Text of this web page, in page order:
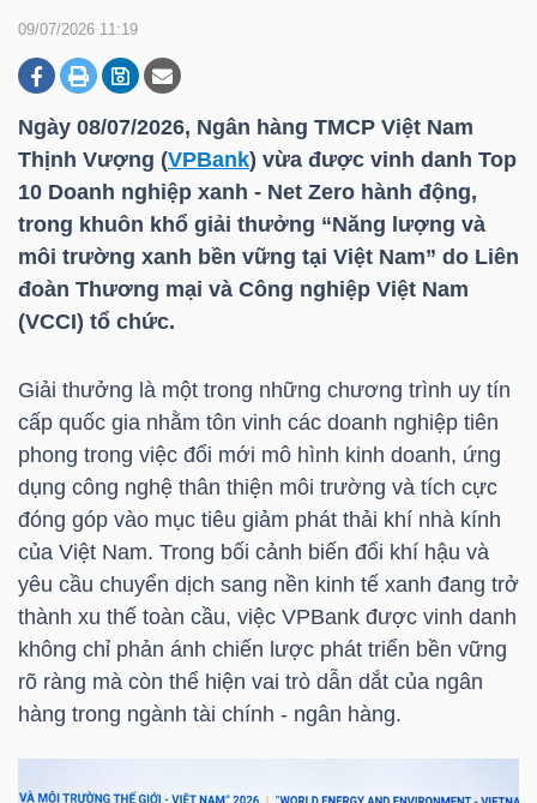
09/07/2026 11:19
Ngày 08/07/2026, Ngân hàng TMCP Việt Nam
Thịnh Vượng (VPBank) vừa được vinh danh Top
10 Doanh nghiệp xanh - Net Zero hành động,
trong khuôn khổ giải thưởng “Năng lượng và
môi trường xanh bền vững tại Việt Nam” do Liên
đoàn Thương mại và Công nghiệp Việt Nam
(VCCI) tổ chức.
Giải thưởng là một trong những chương trình uy tín
cấp quốc gia nhằm tôn vinh các doanh nghiệp tiên
phong trong việc đổi mới mô hình kinh doanh, ứng
dụng công nghệ thân thiện môi trường và tích cực
đóng góp vào mục tiêu giảm phát thải khí nhà kính
của Việt Nam. Trong bối cảnh biến đổi khí hậu và
yêu cầu chuyển dịch sang nền kinh tế xanh đang trở
thành xu thế toàn cầu, việc VPBank được vinh danh
không chỉ phản ánh chiến lược phát triển bền vững
rõ ràng mà còn thể hiện vai trò dẫn dắt của ngân
hàng trong ngành tài chính - ngân hàng.
DOANH
NGHIỆP
BẤT
ĐỘNG
SẢN
TÀI
CHÍNH
HÀNG
HÓA
KINH